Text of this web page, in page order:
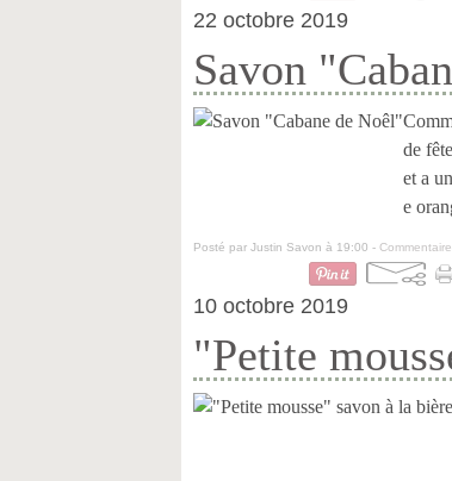
22 octobre 2019
Savon
de
et a
e
Posté par Justin Savon à 19:00 -
10 octobre 2019
"Petite